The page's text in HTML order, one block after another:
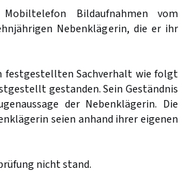
Bildaufnahmen vom
Nebenklägerin, die er ihr
festgestellten Sachverhalt wie folgt
gestanden. Sein Geständnis
der Nebenklägerin. Die
seien anhand ihrer eigenen
nicht stand.